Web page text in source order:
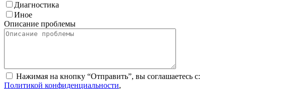
Диагностика
Иное
Описание проблемы
Нажимая на кнопку “Отправить”, вы соглашаетесь с:
Политикой конфиденциальности,